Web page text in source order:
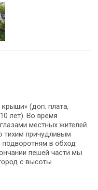
(доп. плата,
лет). Во время
местных жителей.
тихим причудливым
в обход
пешей части мы
с высоты.